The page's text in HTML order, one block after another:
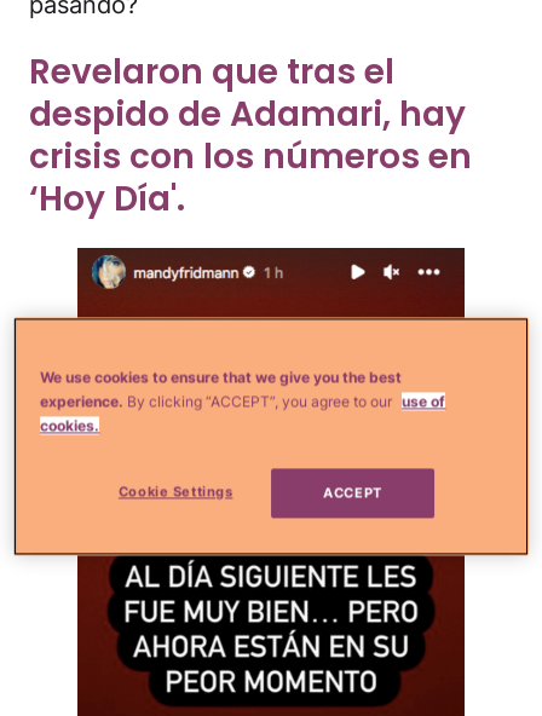
Revelaron que tras el
despido de Adamari, hay
crisis con los números en
‘Hoy Día'.
We use cookies to ensure that we give you the best
experience. By clicking “ACCEPT”, you agree to our use of
cookies.
Cookie Settings ACCEPT